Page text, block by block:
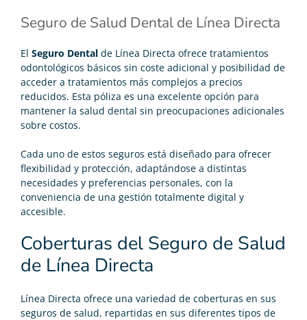
Seguro de Salud Dental de Línea Directa
El Seguro Dental de Línea Directa ofrece tratamientos
odontológicos básicos sin coste adicional y posibilidad de
acceder a tratamientos más complejos a precios
reducidos. Esta póliza es una excelente opción para
mantener la salud dental sin preocupaciones adicionales
sobre costos.
Cada uno de estos seguros está diseñado para ofrecer
flexibilidad y protección, adaptándose a distintas
necesidades y preferencias personales, con la
conveniencia de una gestión totalmente digital y
accesible.
Coberturas del Seguro de Salud
de Línea Directa
Línea Directa ofrece una variedad de coberturas en sus
seguros de salud, repartidas en sus diferentes tipos de